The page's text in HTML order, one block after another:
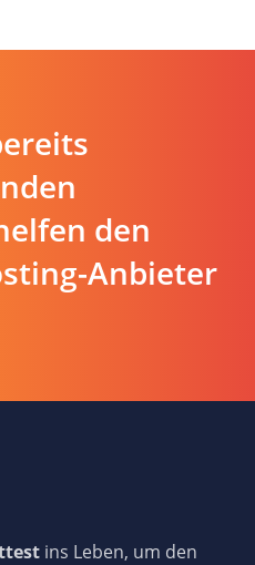
den
Anbieter
ins Leben, um den